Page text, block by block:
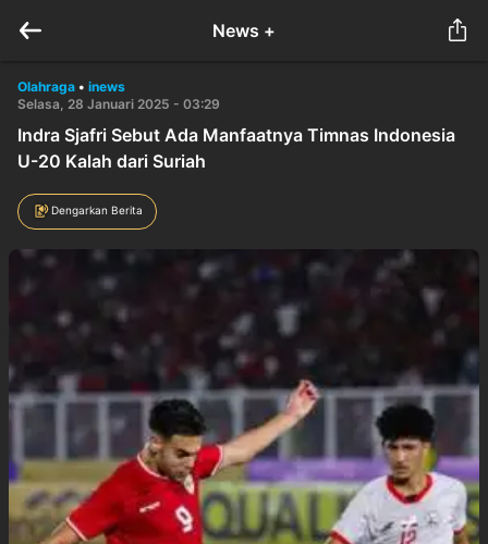
News +
Olahraga • inews
Selasa, 28 Januari 2025 - 03:29
Indra Sjafri Sebut Ada Manfaatnya Timnas Indonesia
U-20 Kalah dari Suriah
Dengarkan Berita